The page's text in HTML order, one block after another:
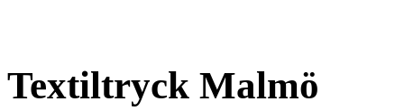
Textiltryck Malmö